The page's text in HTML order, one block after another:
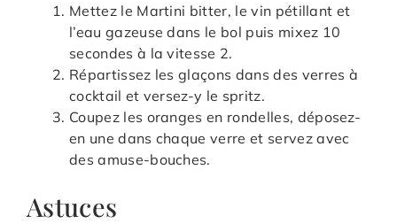
Mettez le Martini bitter, le vin pétillant et
l’eau gazeuse dans le bol puis mixez 10
secondes à la vitesse 2.
Répartissez les glaçons dans des verres à
cocktail et versez-y le spritz.
Coupez les oranges en rondelles, déposez-
en une dans chaque verre et servez avec
des amuse-bouches.
Astuces